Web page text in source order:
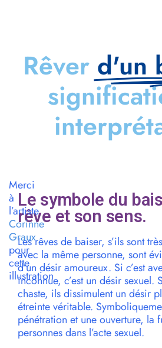
Rêver d'un
Le symbole du
rêve et son sens.
Les rêves de baiser, s’ils sont
avec la même personne, sont
d’un désir amoureux. Si c’est
inconnue, c’est un désir sexuel.
chaste, ils dissimulent un désir
étreinte véritable.
pénétration et une ouverture, la
personnes dans l’acte sexuel.
Merci
à
l’artiste
Corinne
Graux
pour
cette
illustration